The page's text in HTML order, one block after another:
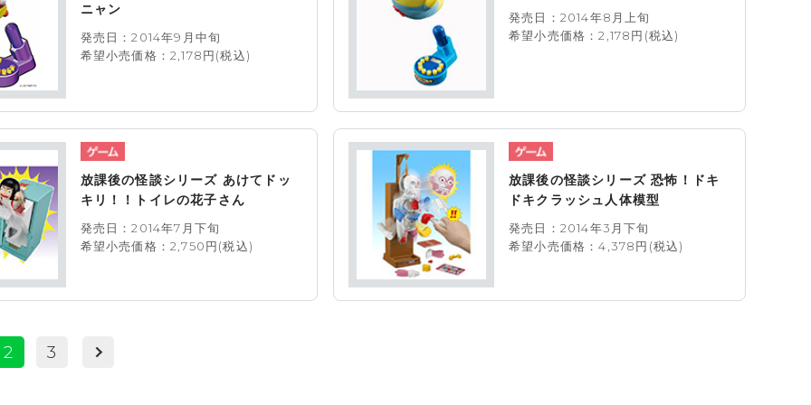
ニャン
発売日：2014年9月中旬
希望小売価格：2,178円(税込)
発売日：2014年8月上旬
希望小売価格：2,178円(税込)
放課後の怪談シリーズ あけてドッ
キリ！！トイレの花子さん
発売日：2014年7月下旬
希望小売価格：2,750円(税込)
放課後の怪談シリーズ 恐怖！ドキ
ドキクラッシュ人体模型
発売日：2014年3月下旬
希望小売価格：4,378円(税込)
2 3